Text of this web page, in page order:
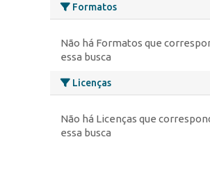
Formatos
Não há Formatos que
essa busca
Licenças
Não há Licenças que
essa busca